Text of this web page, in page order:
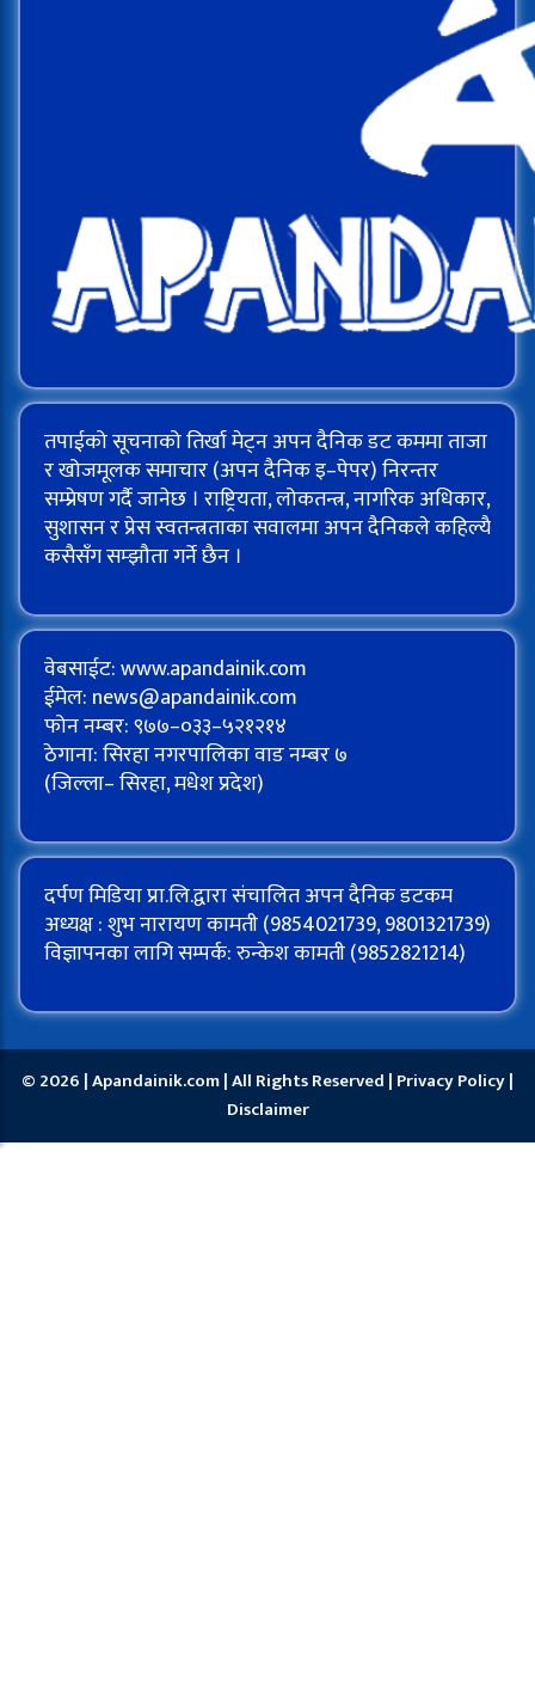
तपाईको सूचनाको तिर्खा मेट्न अपन दैनिक डट कममा ताजा
र खोजमूलक समाचार (अपन दैनिक इ–पेपर) निरन्तर
सम्प्रेषण गर्दै जानेछ । राष्ट्रियता, लोकतन्त्र, नागरिक अधिकार,
सुशासन र प्रेस स्वतन्त्रताका सवालमा अपन दैनिकले कहिल्यै
कसैसँग सम्झौता गर्ने छैन ।
वेबसाईट: www.apandainik.com
ईमेल: news@apandainik.com
फोन नम्बर: ९७७–०३३–५२१२१४
ठेगाना: सिरहा नगरपालिका वाड नम्बर ७
(जिल्ला– सिरहा, मधेश प्रदेश)
दर्पण मिडिया प्रा.लि.द्वारा संचालित अपन दैनिक डटकम
अध्यक्ष : शुभ नारायण कामती (9854021739, 9801321739)
विज्ञापनका लागि सम्पर्क: रुन्केश कामती (9852821214)
© 2026 | Apandainik.com | All Rights Reserved | Privacy Policy|
Disclaimer